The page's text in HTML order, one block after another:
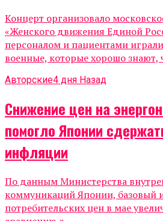
Концерт организовало
«Женского движения Единой
персоналом и пациентами
военные, которые хорошо знают,
Авторские4 дня Назад
Снижение цен на
помогло Японии
инфляции
По данным Министерства
коммуникаций Японии, базовый
потребительских цен в мае